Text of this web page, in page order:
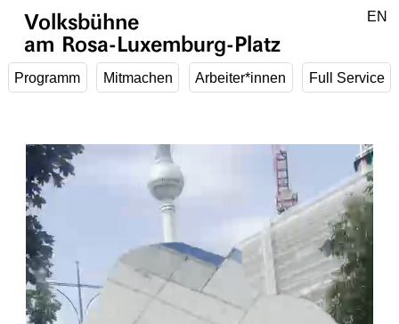
Volksbühne
am Rosa-Luxemburg-Platz
Programm Mitmachen Arbeiter*innen Full Service
DE
EN